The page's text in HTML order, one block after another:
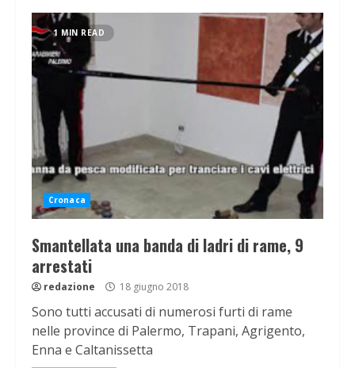
1 MIN READ
Cronaca
Smantellata una banda di ladri di rame, 9
arrestati
redazione 18 giugno 2018
Sono tutti accusati di numerosi furti di rame
nelle province di Palermo, Trapani, Agrigento,
Enna e Caltanissetta